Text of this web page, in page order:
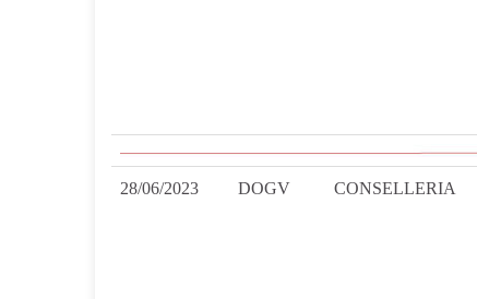
28/06/2023 DOGV CONSELLERIA